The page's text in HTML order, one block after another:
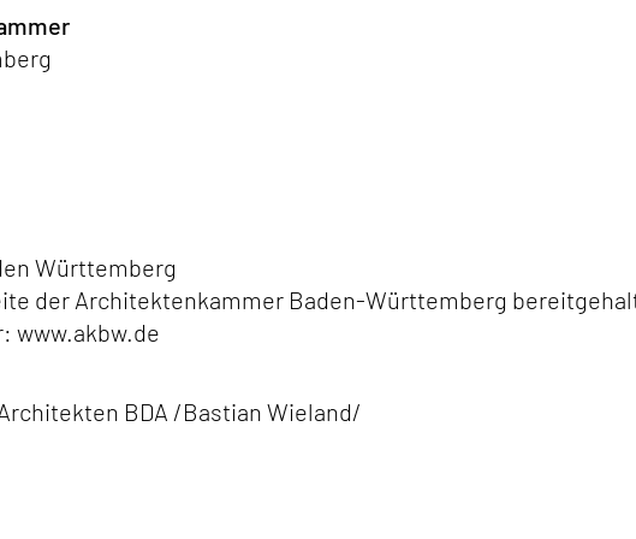
Württemberg
der Architektenkammer Baden-Württemberg
www.akbw.de
BDA /Bastian Wieland/